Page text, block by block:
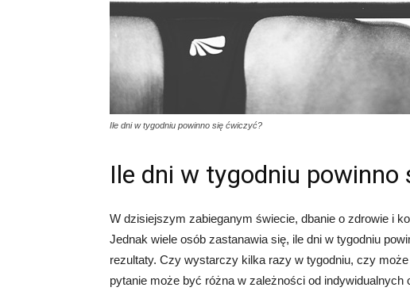
Ile dni w tygodniu powinno się ćwiczyć?
Ile dni w tygodniu powinno
W dzisiejszym zabieganym świecie, dbanie o zdrowie i
Jednak wiele osób zastanawia się, ile dni w tygodniu
rezultaty. Czy wystarczy kilka razy w tygodniu, czy
pytanie może być różna w zależności od indywidualnych